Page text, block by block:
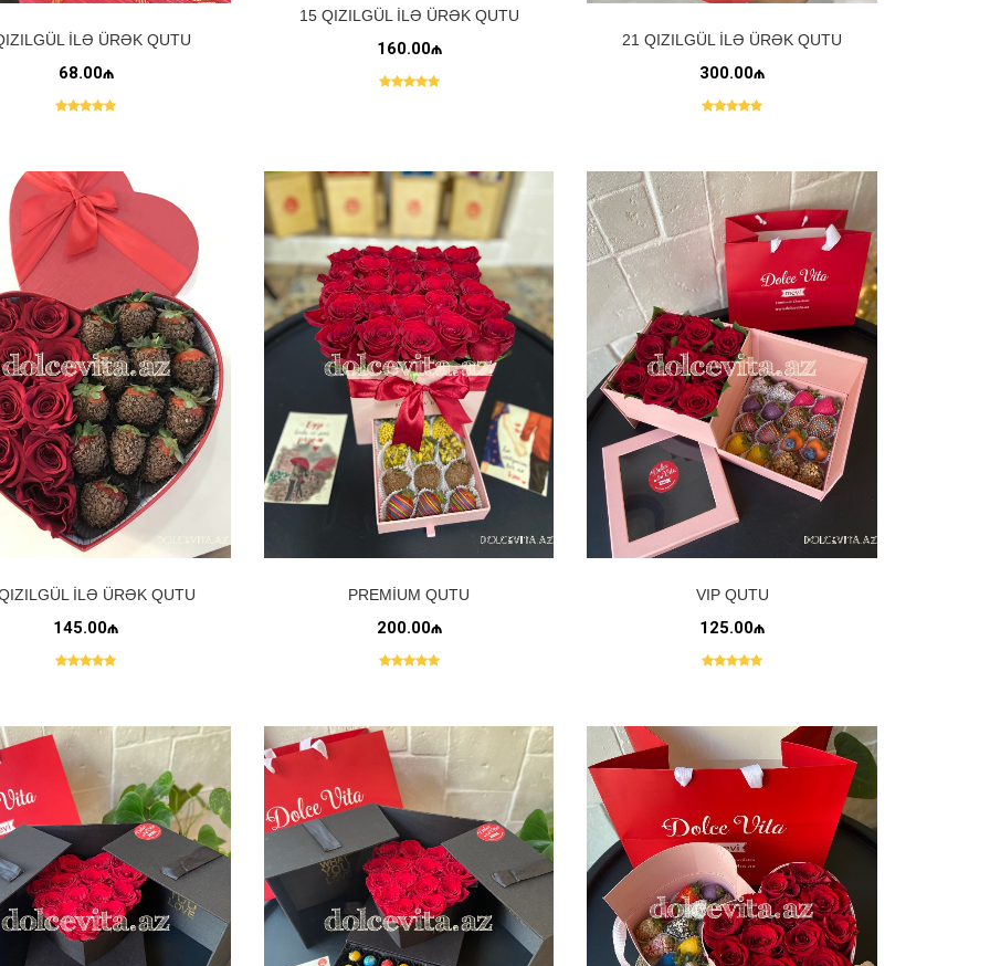
ILƏ ÜRƏK QUTU
68.00₼
15 QIZILGÜL ILƏ ÜRƏK QUTU
160.00₼ 21 QIZILGÜL ILƏ ÜRƏK QUTU
300.00₼
ILƏ ÜRƏK QUTU
145.00₼
PREMIUM QUTU
200.00₼
VIP QUTU
125.00₼